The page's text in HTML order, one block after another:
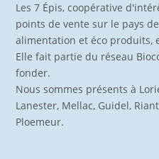
Les 7 Épis, coopérative
points de vente sur le pays
alimentation et éco produits,
Elle fait partie du réseau
fonder.
Nous sommes présents à
Lanester, Mellac, Guidel,
Ploemeur.